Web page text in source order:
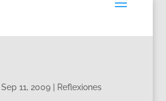
Sep 11, 2009| Reflexiones